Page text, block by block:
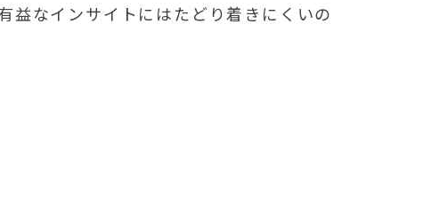
益なインサイトにはたどり着きにくいの